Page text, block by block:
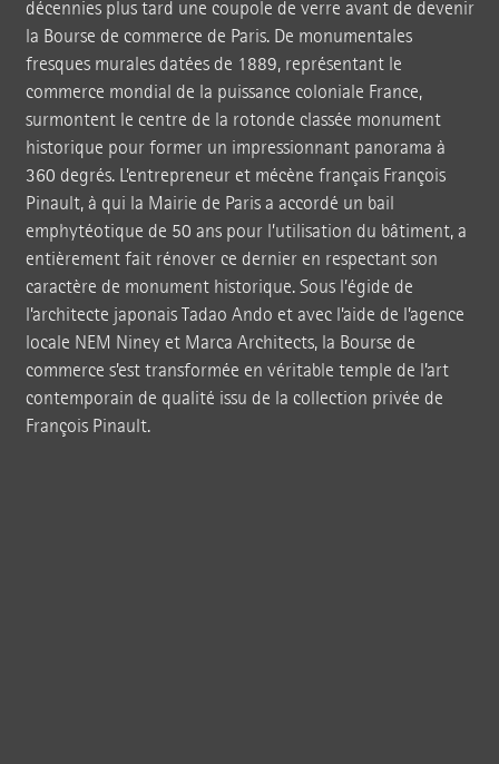
décennies plus tard une coupole de verre avant de devenir
la Bourse de commerce de Paris. De monumentales
fresques murales datées de 1889, représentant le
commerce mondial de la puissance coloniale France,
surmontent le centre de la rotonde classée monument
historique pour former un impressionnant panorama à
360 degrés. L’entrepreneur et mécène français François
Pinault, à qui la Mairie de Paris a accordé un bail
emphytéotique de 50 ans pour l’utilisation du bâtiment, a
entièrement fait rénover ce dernier en respectant son
caractère de monument historique. Sous l’égide de
l’architecte japonais Tadao Ando et avec l’aide de l’agence
locale NEM Niney et Marca Architects, la Bourse de
commerce s’est transformée en véritable temple de l’art
contemporain de qualité issu de la collection privée de
François Pinault.